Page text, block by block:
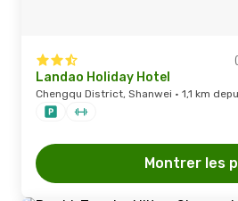
Landao Holiday Hotel
Chengqu District, Shanwei · 1,1 km
Montrer les